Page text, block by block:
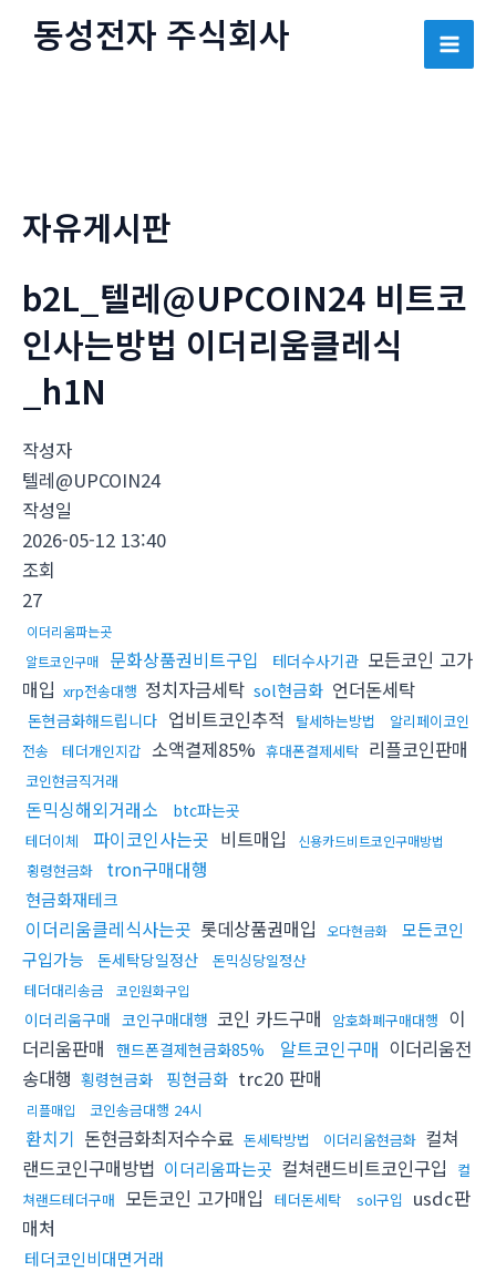
동성전자 주식회사
Main
자유게시판
b2L_텔레@UPCOIN24 비트코
인사는방법 이더리움클레식
_h1N
작성자
텔레@UPCOIN24
작성일
2026-05-12 13:40
조회
27
이더리움파는곳
알트코인구매
문화상품권비트구입 테더수사기관 모든코인 고가
매입 xrp전송대행 정치자금세탁 sol현금화 언더돈세탁
돈현금화해드립니다 업비트코인추적 탈세하는방법
알리페이코인
전송
테더개인지갑 소액결제85% 휴대폰결제세탁 리플코인판매
코인현금직거래
돈믹싱해외거래소 btc파는곳
테더이체 파이코인사는곳 비트매입 신용카드비트코인구매방법
횡령현금화 tron구매대행
현금화재테크
이더리움클레식사는곳 롯데상품권매입 오다현금화
모든코인
구입가능
돈세탁당일정산
돈믹싱당일정산
테더대리송금
코인원화구입
이더리움구매 코인구매대행 코인 카드구매 암호화폐구매대행 이
더리움판매 핸드폰결제현금화85% 알트코인구매 이더리움전
송대행 횡령현금화 핑현금화 trc20 판매
리플매입 코인송금대행 24시
환치기 돈현금화최저수수료 돈세탁방법 이더리움현금화 컬쳐
랜드코인구매방법 이더리움파는곳 컬쳐랜드비트코인구입
컬
쳐랜드테더구매 모든코인 고가매입 테더돈세탁 sol구입
usdc판
매처
테더코인비대면거래